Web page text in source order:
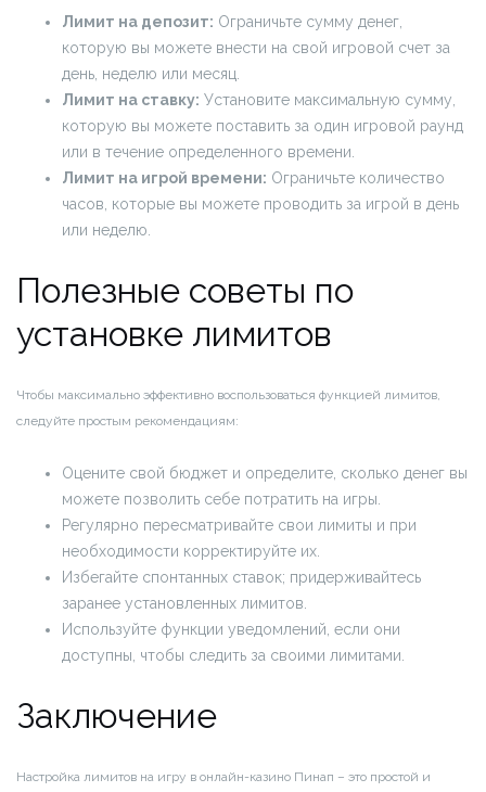
Лимит на депозит: Ограничьте сумму денег,
которую вы можете внести на свой игровой счет за
день, неделю или месяц.
Лимит на ставку: Установите максимальную сумму,
которую вы можете поставить за один игровой раунд
или в течение определенного времени.
Лимит на игрой времени: Ограничьте количество
часов, которые вы можете проводить за игрой в день
или неделю.
Полезные советы по
установке лимитов
Чтобы максимально эффективно воспользоваться функцией лимитов,
следуйте простым рекомендациям:
Оцените свой бюджет и определите, сколько денег вы
можете позволить себе потратить на игры.
Регулярно пересматривайте свои лимиты и при
необходимости корректируйте их.
Избегайте спонтанных ставок; придерживайтесь
заранее установленных лимитов.
Используйте функции уведомлений, если они
доступны, чтобы следить за своими лимитами.
Заключение
Настройка лимитов на игру в онлайн-казино Пинап – это простой и